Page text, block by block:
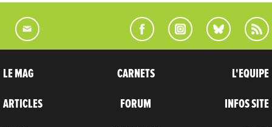
LE MAG
ARTICLES
CARNETS
FORUM
L'EQUIPE
INFOS SITE